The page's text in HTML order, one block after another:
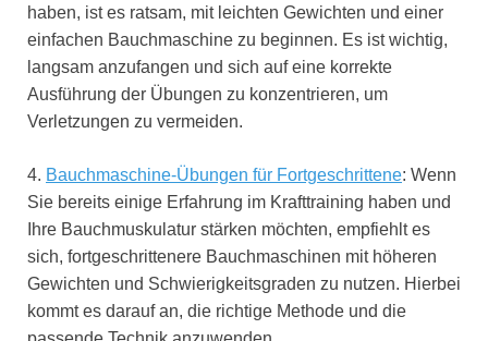
haben, ist es ratsam, mit leichten Gewichten und einer
einfachen Bauchmaschine zu beginnen. Es ist wichtig,
langsam anzufangen und sich auf eine korrekte
Ausführung der Übungen zu konzentrieren, um
Verletzungen zu vermeiden.
4. Bauchmaschine-Übungen für Fortgeschrittene: Wenn
Sie bereits einige Erfahrung im Krafttraining haben und
Ihre Bauchmuskulatur stärken möchten, empfiehlt es
sich, fortgeschrittenere Bauchmaschinen mit höheren
Gewichten und Schwierigkeitsgraden zu nutzen. Hierbei
kommt es darauf an, die richtige Methode und die